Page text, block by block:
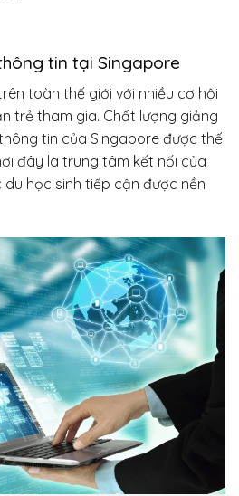
tin tại Singapore
toàn thế giới với nhiều cơ hội
trẻ tham gia. Chất lượng giảng
tin của Singapore được thế
đây là trung tâm kết nối của
du học sinh tiếp cận được nền